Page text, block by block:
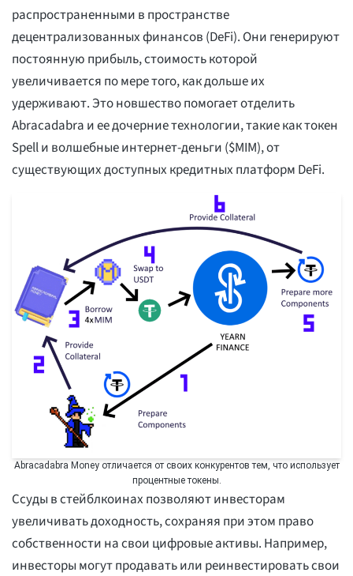
распространенными в пространстве
децентрализованных финансов (DeFi). Они генерируют
постоянную прибыль, стоимость которой
увеличивается по мере того, как дольше их
удерживают. Это новшество помогает отделить
Abracadabra и ее дочерние технологии, такие как токен
Spell и волшебные интернет-деньги ($MIM), от
существующих доступных кредитных платформ DeFi.
Abracadabra Money отличается от своих конкурентов тем, что использует
процентные токены.
Ссуды в стейблкоинах позволяют инвесторам
увеличивать доходность, сохраняя при этом право
собственности на свои цифровые активы. Например,
инвесторы могут продавать или реинвестировать свои